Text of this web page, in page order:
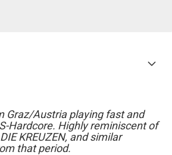
Graz/Austria playing fast and
Hardcore. Highly reminiscent of
KREUZEN, and similar
that period.